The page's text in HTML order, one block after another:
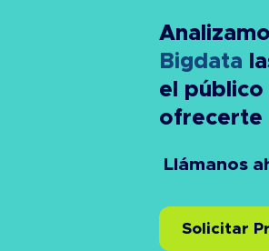
Bigdata
el
ofrecerte
Llámanos
Solicitar